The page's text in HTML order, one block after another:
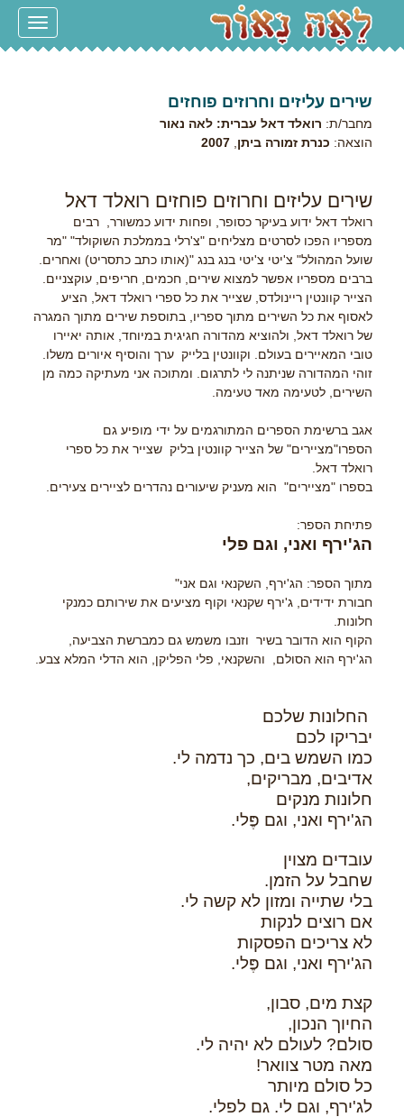
Toggle
שירים עליזים וחרוזים פוחזים
מחבר/ת: רואלד דאל עברית: לאה נאור
הוצאה: כנרת זמורה ביתן 2007
שירים עליזים וחרוזים פוחזים רואלד דאל
רואלד דאל ידוע בעיקר כסופר, ופחות ידוע כמשורר, רבים
מספריו הפכו לסרטים מצליחים "צ'רלי בממלכת השוקולד" "מר
שועל המהולל" צ'יטי צ'יטי בנג בנג "(אותו כתב כתסריט) ואחרים.
ברבים מספריו אפשר למצוא שירים, חכמים, חריפים, עוקצניים.
הצייר קוונטין ריינולדס, שצייר את כל ספרי רואלד דאל, הציע
לאסוף את כל השירים מתוך ספריו, בתוספת שירים מתוך המגרה
של רואלד דאל, ולהוציא מהדורה חגיגית במיוחד, אותה יאיירו
טובי המאיירים בעולם. וקוונטין בלייק ערך והוסיף איורים משלו.
זוהי המהדורה שניתנה לי לתרגום. ומתוכה אני מעתיקה כמה מן
השירים, לטעימה מאד טעימה.
אגב ברשימת הספרים המתורגמים על ידי מופיע גם
הספרו"מציירים" של הצייר קוונטין בליק שצייר את כל ספרי
רואלד דאל.
בספרו "מציירים" הוא מעניק שיעורים נהדרים לציירים צעירים.
פתיחת הספר:
הג'ירף ואני, וגם פלי
מתוך הספר: הג'ירף, השקנאי וגם אני"
חבורת ידידים, ג'ירף שקנאי וקוף מציעים את שירותם כמנקי
חלונות.
הקוף הוא הדובר בשיר וזנבו משמש גם כמברשת הצביעה,
הג'ירף הוא הסולם, והשקנאי, פלי הפליקן, הוא הדלי המלא צבע.
החלונות שלכם
יבריקו לכם
כמו השמש בים, כך נדמה לי.
אדיבים, מבריקים,
חלונות מנקים
הג'ירף ואני, וגם פֶּלי.
עובדים מצוין
שחבל על הזמן.
בלי שתייה ומזון לא קשה לי.
אם רוצים לנקות
לא צריכים הפסקות
הג'ירף ואני, וגם פֶּלי.
קצת מים, סבון,
החיוך הנכון,
סולם? לעולם לא יהיה לי.
מאה מטר צוואר!
כל סולם מיותר
לג'ירף, וגם לי. גם לפלי.